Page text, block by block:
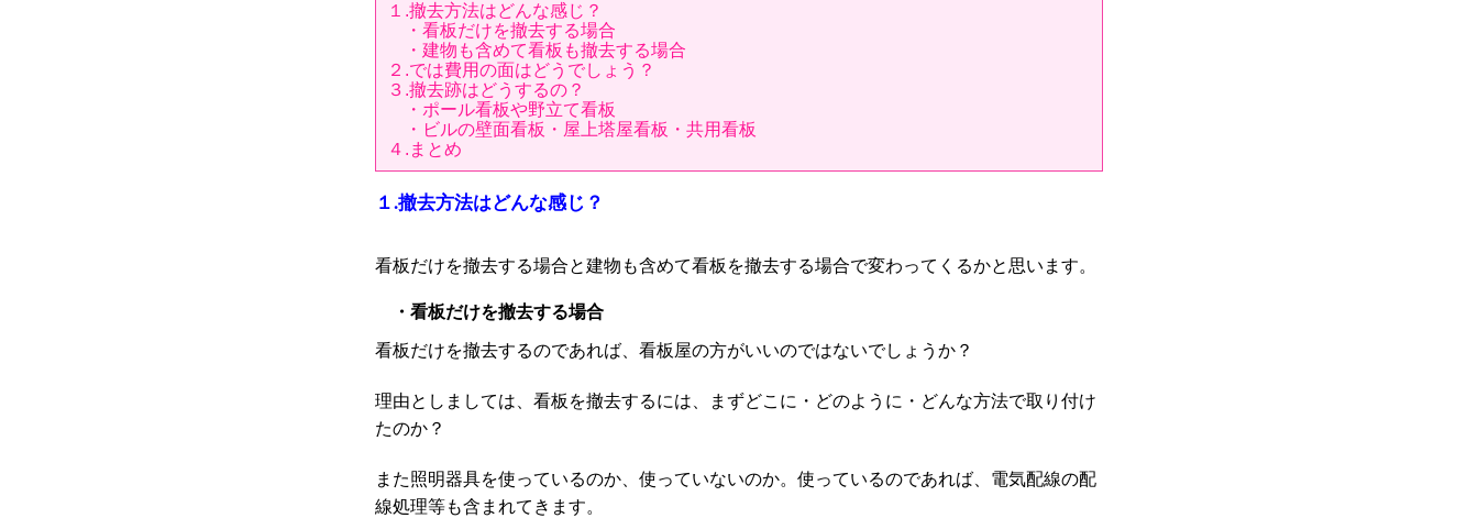
１.撤去方法はどんな感じ？
・看板だけを撤去する場合
・建物も含めて看板も撤去する場合
２.では費用の面はどうでしょう？
３.撤去跡はどうするの？
・ポール看板や野立て看板
・ビルの壁面看板・屋上塔屋看板・共用看板
４.まとめ
１.撤去方法はどんな感じ？
看板だけを撤去する場合と建物も含めて看板を撤去する場合で変わってくるかと思います。
・看板だけを撤去する場合
看板だけを撤去するのであれば、看板屋の方がいいのではないでしょうか？
理由としましては、看板を撤去するには、まずどこに・どのように・どんな方法で取り付け
たのか？
また照明器具を使っているのか、使っていないのか。使っているのであれば、電気配線の配
線処理等も含まれてきます。